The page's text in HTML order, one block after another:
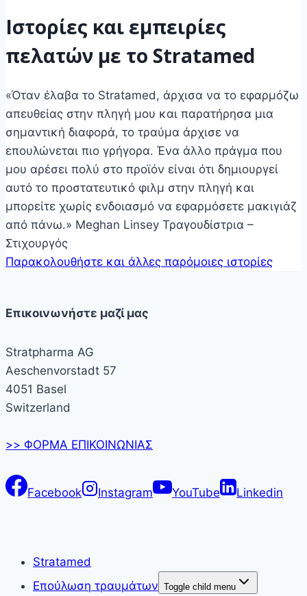
Ιστορίες και εμπειρίες
πελατών με το Stratamed
«Όταν έλαβα το Stratamed, άρχισα να το εφαρμόζω
απευθείας στην πληγή μου και παρατήρησα μια
σημαντική διαφορά, το τραύμα άρχισε να
επουλώνεται πιο γρήγορα. Ένα άλλο πράγμα που
μου αρέσει πολύ στο προϊόν είναι ότι δημιουργεί
αυτό το προστατευτικό φιλμ στην πληγή και
μπορείτε χωρίς ενδοιασμό να εφαρμόσετε μακιγιάζ
από πάνω.» Meghan Linsey Τραγουδίστρια –
Στιχουργός
Παρακολουθήστε και άλλες παρόμοιες ιστορίες
Επικοινωνήστε μαζί μας
Stratpharma AG
Aeschenvorstadt 57
4051 Basel
Switzerland
>> ΦΟΡΜΑ ΕΠΙΚΟΙΝΩΝΙΑΣ
Facebook Instagram YouTube Linkedin
Stratamed
Επούλωση τραυμάτων Toggle child menu